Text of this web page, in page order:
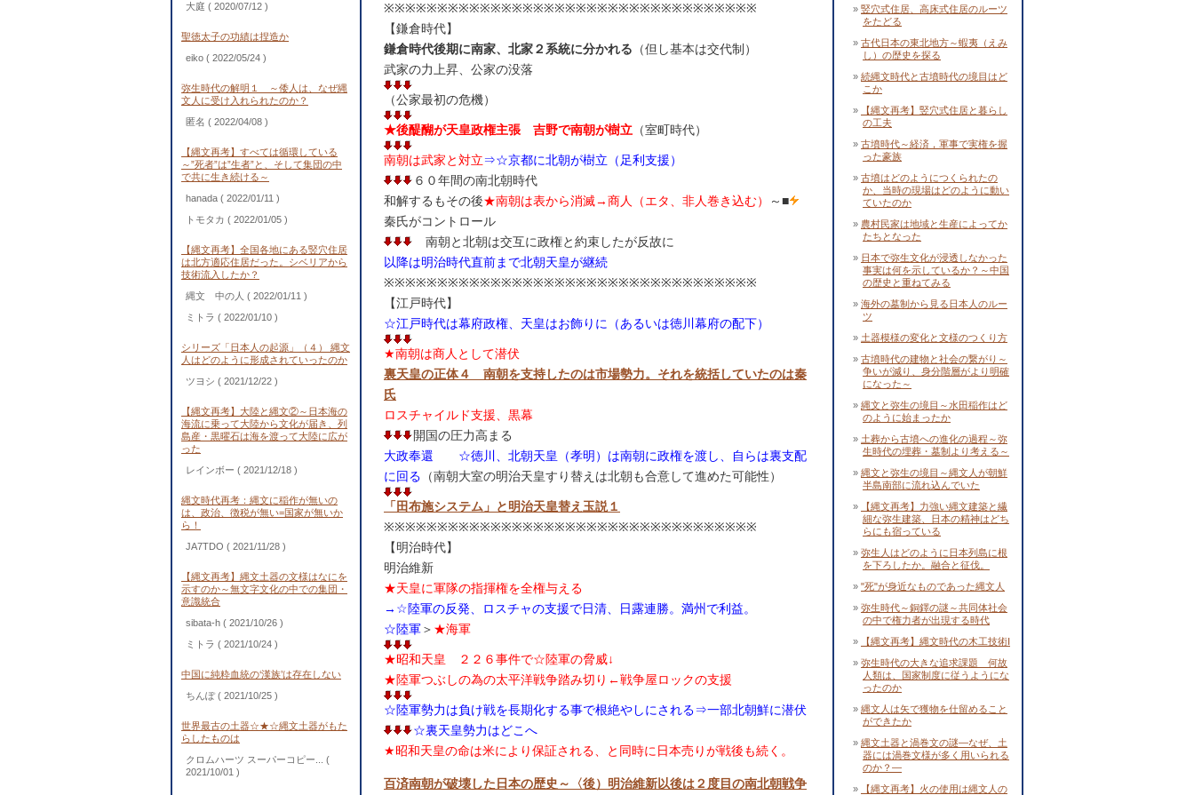
大庭 ( 2020/07/12 )
聖徳太子の功績は捏造か
eiko ( 2022/05/24 )
弥生時代の解明１ ～倭人は、なぜ縄
文人に受け入れられたのか？
匿名 ( 2022/04/08 )
【縄文再考】すべては循環している
～”死者”は”生者”と、そして集団の中
で共に生き続ける～
hanada ( 2022/01/11 )
トモタカ ( 2022/01/05 )
【縄文再考】全国各地にある竪穴住居
は北方適応住居だった。シベリアから
技術流入したか？
縄文 中の人 ( 2022/01/11 )
ミトラ ( 2022/01/10 )
シリーズ「日本人の起源」（４） 縄文
人はどのように形成されていったのか
ツヨシ ( 2021/12/22 )
【縄文再考】大陸と縄文②～日本海の
海流に乗って大陸から文化が届き、列
島産・黒曜石は海を渡って大陸に広が
った
レインボー ( 2021/12/18 )
縄文時代再考：縄文に稲作が無いの
は、政治、徴税が無い=国家が無いか
ら！
JA7TDO ( 2021/11/28 )
【縄文再考】縄文土器の文様はなにを
示すのか～無文字文化の中での集団・
意識統合
sibata-h ( 2021/10/26 )
ミトラ ( 2021/10/24 )
中国に純粋血統の‘漢族’は存在しない
ちんぽ( 2021/10/25 )
世界最古の土器☆★☆縄文土器がもた
らしたものは
クロムハーツ スーパーコピー... (
2021/10/01 )
※※※※※※※※※※※※※※※※※※※※※※※※※※※※※※※※※※※
【鎌倉時代】
鎌倉時代後期に南家、北家２系統に分かれる （但し基本は交代制）
武家の力上昇、公家の没落
（公家最初の危機）
★後醍醐が天皇政権主張 吉野で南朝が樹立 （室町時代）
南朝は武家と対立⇒☆京都に北朝が樹立（足利支援）
６０年間の南北朝時代
和解するもその後★南朝は表から消滅→商人（エタ、非人巻き込む）
～■
秦氏がコントロール
南朝と北朝は交互に政権と約束したが反故に
以降は明治時代直前まで北朝天皇が継続
※※※※※※※※※※※※※※※※※※※※※※※※※※※※※※※※※※※
【江戸時代】
☆江戸時代は幕府政権、天皇はお飾りに（あるいは徳川幕府の配下）
★南朝は商人として潜伏
裏天皇の正体４ 南朝を支持したのは市場勢力。それを統括していたのは秦
氏
ロスチャイルド支援、黒幕
開国の圧力高まる
大政奉還
☆徳川、北朝天皇（孝明）は南朝に政権を渡し、自らは裏支配
に回る （南朝大室の明治天皇すり替えは北朝も合意して進めた可能性）
「田布施システム」と明治天皇替え玉説１
※※※※※※※※※※※※※※※※※※※※※※※※※※※※※※※※※※※
【明治時代】
明治維新
★天皇に軍隊の指揮権を全権与える
→☆陸軍の反発、ロスチャの支援で日清、日露連勝。満州で利益。
☆陸軍＞ ★海軍
★昭和天皇 ２２６事件で☆陸軍の脅威↓
★陸軍つぶしの為の太平洋戦争踏み切り←戦争屋ロックの支援
☆陸軍勢力は負け戦を長期化する事で根絶やしにされる⇒一部北朝鮮に潜伏
☆裏天皇勢力はどこへ
★昭和天皇の命は米により保証される、と同時に日本売りが戦後も続く。
百済南朝が破壊した日本の歴史～〈後）明治維新以後は２度目の南北朝戦争
竪穴式住居、高床式住居のルーツ
をたどる
古代日本の東北地方～蝦夷（えみ
し）の歴史を探る
続縄文時代と古墳時代の境目はど
こか
【縄文再考】竪穴式住居と暮らし
の工夫
古墳時代～経済，軍事で実権を握
った豪族
古墳はどのようにつくられたの
か、当時の現場はどのように動い
ていたのか
農村民家は地域と生産によってか
たちとなった
日本で弥生文化が浸透しなかった
事実は何を示しているか？～中国
の歴史と重ねてみる
海外の墓制から見る日本人のルー
ツ
土器模様の変化と文様のつくり方
古墳時代の建物と社会の繋がり～
争いが減り、身分階層がより明確
になった～
縄文と弥生の境目～水田稲作はど
のように始まったか
土葬から古墳への進化の過程～弥
生時代の埋葬・墓制より考える～
縄文と弥生の境目～縄文人が朝鮮
半島南部に流れ込んでいた
【縄文再考】力強い縄文建築と繊
細な弥生建築、日本の精神はどち
らにも宿っている
弥生人はどのように日本列島に根
を下ろしたか。融合と征伐。
"死"が身近なものであった縄文人
弥生時代～銅鐸の謎～共同体社会
の中で権力者が出現する時代
【縄文再考】縄文時代の木工技術Ⅰ
弥生時代の大きな追求課題 何故
人類は、国家制度に従うようにな
ったのか
縄文人は矢で獲物を仕留めること
ができたか
縄文土器と渦巻文の謎―なぜ、土
器には渦巻文様が多く用いられる
のか？―
【縄文再考】火の使用は縄文人の